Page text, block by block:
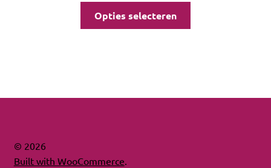
Opties selecteren
© 2026
Built with WooCommerce.